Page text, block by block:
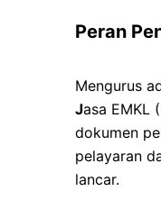
Peran
Mengurus
Jasa EMKL
dokumen
pelayaran
lancar.